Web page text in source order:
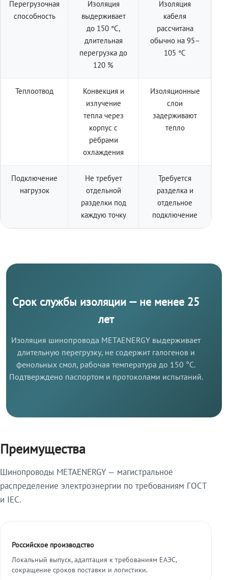
Перегрузочная
способность
Изоляция
выдерживает
до 150 °C,
длительная
перегрузка до
120 %
Изоляция
кабеля
рассчитана
обычно на 95–
105 °C
Теплоотвод
Конвекция и
излучение
тепла через
корпус с
рёбрами
охлаждения
Изоляционные
слои
задерживают
тепло
Подключение
нагрузок
Не требует
отдельной
разделки под
каждую точку
Требуется
разделка и
отдельное
подключение
Срок службы изоляции — не менее 25
лет
Изоляция шинопровода METAENERGY выдерживает
длительную перегрузку, не содержит галогенов и
фенольных смол, рабочая температура до 150 °C.
Подтверждено паспортом и протоколами испытаний.
Преимущества
Шинопроводы METAENERGY — магистральное
распределение электроэнергии по требованиям ГОСТ
и IEC.
Российское производство
Локальный выпуск, адаптация к требованиям ЕАЭС,
сокращение сроков поставки и логистики.